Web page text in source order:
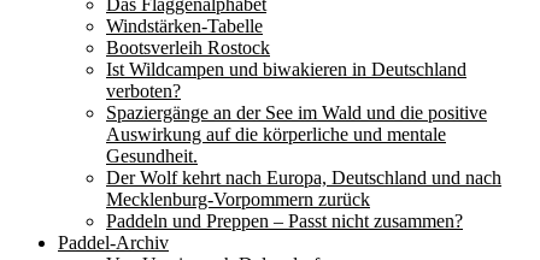
Das Flaggenalphabet
Windstärken-Tabelle
Bootsverleih Rostock
Ist Wildcampen und biwakieren in Deutschland
verboten?
Spaziergänge an der See im Wald und die positive
Auswirkung auf die körperliche und mentale
Gesundheit.
Der Wolf kehrt nach Europa, Deutschland und nach
Mecklenburg-Vorpommern zurück
Paddeln und Preppen – Passt nicht zusammen?
Paddel-Archiv